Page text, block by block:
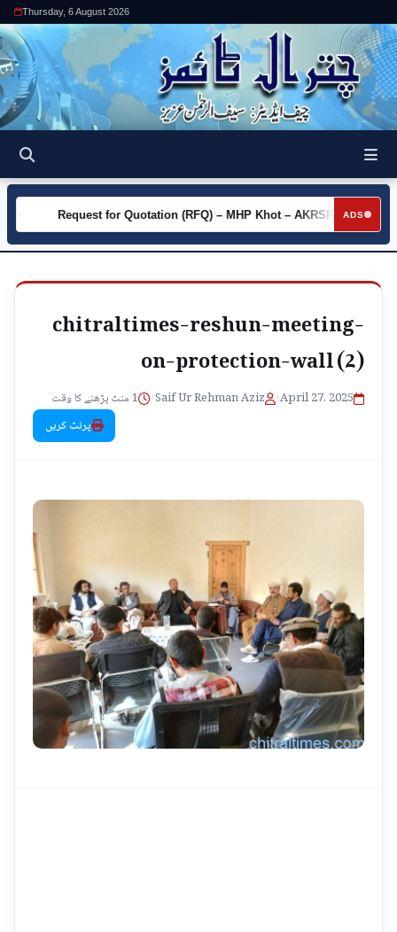
Thursday, 6 August 2026
ADS
►
Request for Quotation (RFQ) – MHP Khot – AKRSP
chitraltimes-reshun-meeting-
on-protection-wall (2)
April 27, 2025
•
Saif Ur Rehman Aziz
•
1 منٹ پڑھنے کا وقت
پرنٹ کریں